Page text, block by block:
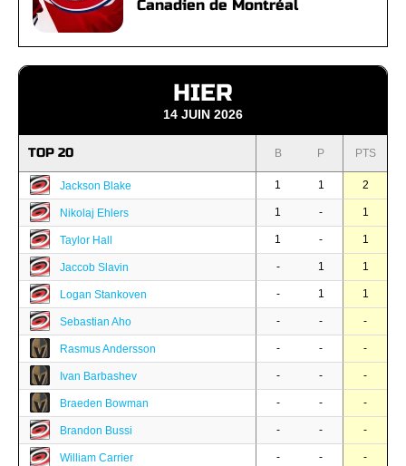
Canadien de Montréal
HIER
14 JUIN 2026
TOP 20 B P PTS
Jackson Blake 1 1 2
Nikolaj Ehlers 1 - 1
Taylor Hall 1 - 1
Jaccob Slavin - 1 1
Logan Stankoven - 1 1
Sebastian Aho - - -
Rasmus Andersson - - -
Ivan Barbashev - - -
Braeden Bowman - - -
Brandon Bussi - - -
William Carrier - - -